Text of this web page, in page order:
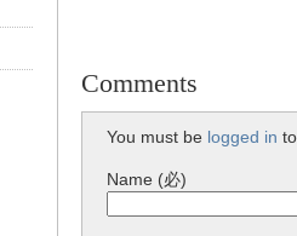
Comments
You must be logged in
Name (必)